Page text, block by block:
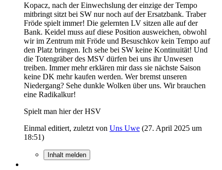
Kopacz, nach der Einwechslung der einzige der Tempo
mitbringt sitzt bei SW nur noch auf der Ersatzbank. Traber
Fröde spielt immer! Die gelernten LV sitzen alle auf der
Bank. Keidel muss auf diese Position ausweichen, obwohl
wir im Zentrum mit Fröde und Besuschkov kein Tempo auf
den Platz bringen. Ich sehe bei SW keine Kontinuität! Und
die Totengräber des MSV dürfen bei uns ihr Unwesen
treiben. Immer mehr erklären mir dass sie nächste Saison
keine DK mehr kaufen werden. Wer bremst unseren
Niedergang? Sehe dunkle Wolken über uns. Wir brauchen
eine Radikalkur!
Spielt man hier der HSV
Einmal editiert, zuletzt von Uns Uwe (27. April 2025 um
18:51)
Inhalt melden